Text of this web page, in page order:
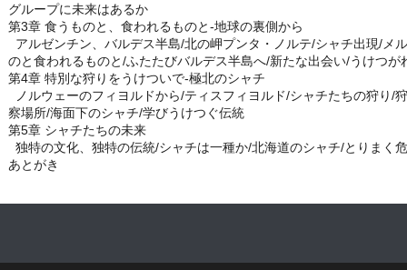
グループに未来はあるか
第3章 食うものと、食われるものと-地球の裏側から
アルゼンチン、バルデス半島/北の岬プンタ・ノルテ/シャチ出現/メ
のと食われるものと/ふたたびバルデス半島へ/新たな出会い/うけつが
第4章 特別な狩りをうけついで-極北のシャチ
ノルウェーのフィヨルドから/ティスフィヨルド/シャチたちの狩り/
察場所/海面下のシャチ/学びうけつぐ伝統
第5章 シャチたちの未来
独特の文化、独特の伝統/シャチは一種か/北海道のシャチ/とりまく
あとがき